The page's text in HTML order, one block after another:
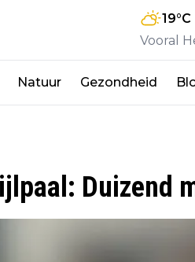
19°C
Vooral
Natuur Gezondheid
Duizend